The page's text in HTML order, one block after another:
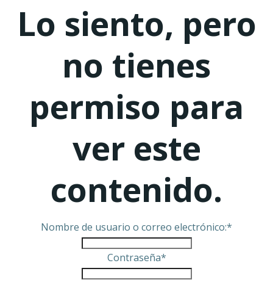
Lo siento, pero
no tienes
permiso para
ver este
contenido.
Nombre de usuario o correo electrónico:*
Contraseña*